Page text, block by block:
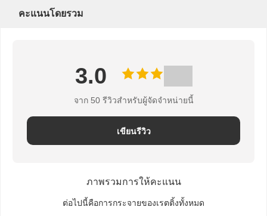
แผนผัง
ความ
เป็น
คะแนนโดยรวม
3.0
จาก 50 รีวิวสําหรับผู้จัดจําหน่ายนี้
เขียนรีวิว
ภาพรวมการให้คะแนน
ต่อไปนี้คือการกระจายของเรตติ้งทั้งหมด